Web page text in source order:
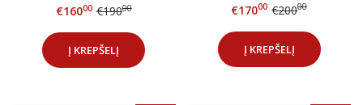
€16000 €19000
Į KREPŠELĮ
€17000 €20000
Į KREPŠELĮ